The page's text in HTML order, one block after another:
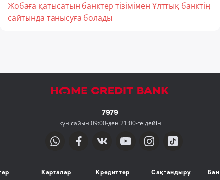
Жобаға қатысатын банктер тізімімен Ұлттық банктің
сайтында танысуға болады
7979
күн сайын 09:00-ден 21:00-ге дейін
Карталар Кредиттер
Сақтандыру